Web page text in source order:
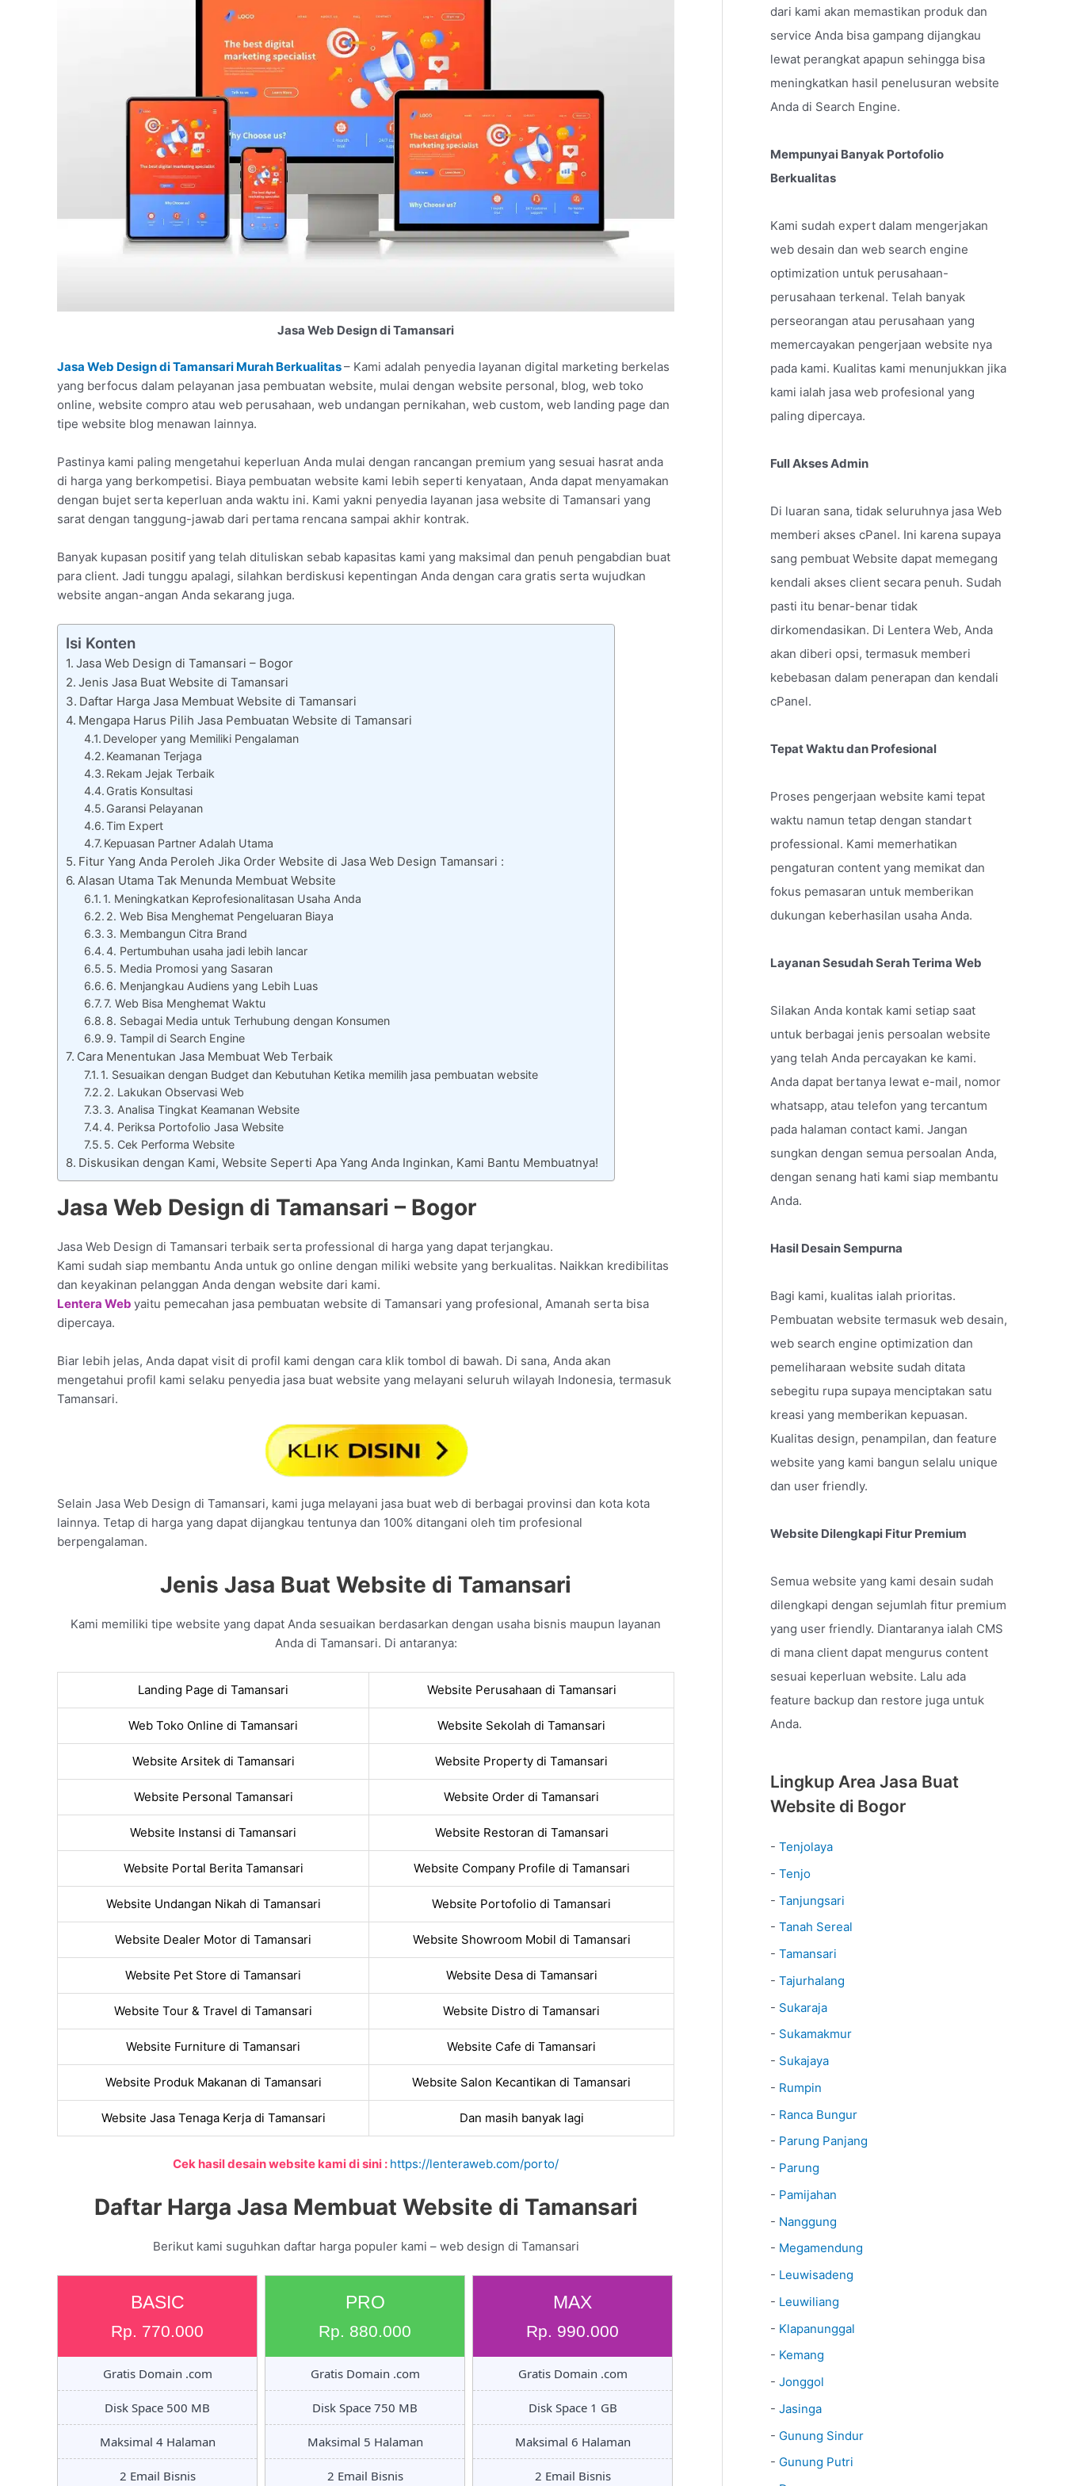
Jasa Web Design di Tamansari
Jasa Web Design di Tamansari Murah Berkualitas– Kami adalah penyedia layanan digital marketing berkelas
yang berfocus dalam pelayanan jasa pembuatan website, mulai dengan website personal, blog, web toko
online, website compro atau web perusahaan, web undangan pernikahan, web custom, web landing page dan
tipe website blog menawan lainnya.
Pastinya kami paling mengetahui keperluan Anda mulai dengan rancangan premium yang sesuai hasrat anda
di harga yang berkompetisi. Biaya pembuatan website kami lebih seperti kenyataan, Anda dapat menyamakan
dengan bujet serta keperluan anda waktu ini. Kami yakni penyedia layanan jasa website di Tamansari yang
sarat dengan tanggung-jawab dari pertama rencana sampai akhir kontrak.
Banyak kupasan positif yang telah dituliskan sebab kapasitas kami yang maksimal dan penuh pengabdian buat
para client. Jadi tunggu apalagi, silahkan berdiskusi kepentingan Anda dengan cara gratis serta wujudkan
website angan-angan Anda sekarang juga.
Isi Konten
Jasa Web Design di Tamansari – Bogor
Jenis Jasa Buat Website di Tamansari
Daftar Harga Jasa Membuat Website di Tamansari
Mengapa Harus Pilih Jasa Pembuatan Website di Tamansari
Developer yang Memiliki Pengalaman
Keamanan Terjaga
Rekam Jejak Terbaik
Gratis Konsultasi
Garansi Pelayanan
Tim Expert
Kepuasan Partner Adalah Utama
Fitur Yang Anda Peroleh Jika Order Website di Jasa Web Design Tamansari :
Alasan Utama Tak Menunda Membuat Website
1. Meningkatkan Keprofesionalitasan Usaha Anda
2. Web Bisa Menghemat Pengeluaran Biaya
3. Membangun Citra Brand
4. Pertumbuhan usaha jadi lebih lancar
5. Media Promosi yang Sasaran
6. Menjangkau Audiens yang Lebih Luas
7. Web Bisa Menghemat Waktu
8. Sebagai Media untuk Terhubung dengan Konsumen
9. Tampil di Search Engine
Cara Menentukan Jasa Membuat Web Terbaik
1. Sesuaikan dengan Budget dan Kebutuhan Ketika memilih jasa pembuatan website
2. Lakukan Observasi Web
3. Analisa Tingkat Keamanan Website
4. Periksa Portofolio Jasa Website
5. Cek Performa Website
Diskusikan dengan Kami, Website Seperti Apa Yang Anda Inginkan, Kami Bantu Membuatnya!
Jasa Web Design di Tamansari – Bogor
Jasa Web Design di Tamansari terbaik serta professional di harga yang dapat terjangkau.
Kami sudah siap membantu Anda untuk go online dengan miliki website yang berkualitas. Naikkan kredibilitas
dan keyakinan pelanggan Anda dengan website dari kami.
Lentera Web yaitu pemecahan jasa pembuatan website di Tamansari yang profesional, Amanah serta bisa
dipercaya.
Biar lebih jelas, Anda dapat visit di profil kami dengan cara klik tombol di bawah. Di sana, Anda akan
mengetahui profil kami selaku penyedia jasa buat website yang melayani seluruh wilayah Indonesia, termasuk
Tamansari.
Selain Jasa Web Design di Tamansari, kami juga melayani jasa buat web di berbagai provinsi dan kota kota
lainnya. Tetap di harga yang dapat dijangkau tentunya dan 100% ditangani oleh tim profesional
berpengalaman.
Jenis Jasa Buat Website di Tamansari
Kami memiliki tipe website yang dapat Anda sesuaikan berdasarkan dengan usaha bisnis maupun layanan
Anda di Tamansari. Di antaranya:
Landing Page di Tamansari Website Perusahaan di Tamansari
Web Toko Online di Tamansari Website Sekolah di Tamansari
Website Arsitek di Tamansari Website Property di Tamansari
Website Personal Tamansari Website Order di Tamansari
Website Instansi di Tamansari Website Restoran di Tamansari
Website Portal Berita Tamansari Website Company Profile di Tamansari
Website Undangan Nikah di Tamansari Website Portofolio di Tamansari
Website Dealer Motor di Tamansari Website Showroom Mobil di Tamansari
Website Pet Store di Tamansari Website Desa di Tamansari
Website Tour & Travel di Tamansari Website Distro di Tamansari
Website Furniture di Tamansari Website Cafe di Tamansari
Website Produk Makanan di Tamansari Website Salon Kecantikan di Tamansari
Website Jasa Tenaga Kerja di Tamansari Dan masih banyak lagi
Cek hasil desain website kami di sini : https://lenteraweb.com/porto/
Daftar Harga Jasa Membuat Website di Tamansari
Berikut kami suguhkan daftar harga populer kami – web design di Tamansari
BASIC
Rp. 770.000
Gratis Domain .com
Disk Space 500 MB
Maksimal 4 Halaman
2 Email Bisnis
PRO
Rp. 880.000
Gratis Domain .com
Disk Space 750 MB
Maksimal 5 Halaman
2 Email Bisnis
MAX
Rp. 990.000
Gratis Domain .com
Disk Space 1 GB
Maksimal 6 Halaman
2 Email Bisnis
dari kami akan memastikan produk dan
service Anda bisa gampang dijangkau
lewat perangkat apapun sehingga bisa
meningkatkan hasil penelusuran website
Anda di Search Engine.
Mempunyai Banyak Portofolio
Berkualitas
Kami sudah expert dalam mengerjakan
web desain dan web search engine
optimization untuk perusahaan-
perusahaan terkenal. Telah banyak
perseorangan atau perusahaan yang
memercayakan pengerjaan website nya
pada kami. Kualitas kami menunjukkan jika
kami ialah jasa web profesional yang
paling dipercaya.
Full Akses Admin
Di luaran sana, tidak seluruhnya jasa Web
memberi akses cPanel. Ini karena supaya
sang pembuat Website dapat memegang
kendali akses client secara penuh. Sudah
pasti itu benar-benar tidak
dirkomendasikan. Di Lentera Web, Anda
akan diberi opsi, termasuk memberi
kebebasan dalam penerapan dan kendali
cPanel.
Tepat Waktu dan Profesional
Proses pengerjaan website kami tepat
waktu namun tetap dengan standart
professional. Kami memerhatikan
pengaturan content yang memikat dan
fokus pemasaran untuk memberikan
dukungan keberhasilan usaha Anda.
Layanan Sesudah Serah Terima Web
Silakan Anda kontak kami setiap saat
untuk berbagai jenis persoalan website
yang telah Anda percayakan ke kami.
Anda dapat bertanya lewat e-mail, nomor
whatsapp, atau telefon yang tercantum
pada halaman contact kami. Jangan
sungkan dengan semua persoalan Anda,
dengan senang hati kami siap membantu
Anda.
Hasil Desain Sempurna
Bagi kami, kualitas ialah prioritas.
Pembuatan website termasuk web desain,
web search engine optimization dan
pemeliharaan website sudah ditata
sebegitu rupa supaya menciptakan satu
kreasi yang memberikan kepuasan.
Kualitas design, penampilan, dan feature
website yang kami bangun selalu unique
dan user friendly.
Website Dilengkapi Fitur Premium
Semua website yang kami desain sudah
dilengkapi dengan sejumlah fitur premium
yang user friendly. Diantaranya ialah CMS
di mana client dapat mengurus content
sesuai keperluan website. Lalu ada
feature backup dan restore juga untuk
Anda.
Lingkup Area Jasa Buat
Website di Bogor
- Tenjolaya
- Tenjo
- Tanjungsari
- Tanah Sereal
- Tamansari
- Tajurhalang
- Sukaraja
- Sukamakmur
- Sukajaya
- Rumpin
- Ranca Bungur
- Parung Panjang
- Parung
- Pamijahan
- Nanggung
- Megamendung
- Leuwisadeng
- Leuwiliang
- Klapanunggal
- Kemang
- Jonggol
- Jasinga
- Gunung Sindur
- Gunung Putri